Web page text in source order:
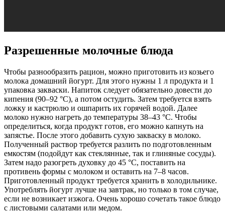
Разрешенные молочные блюда
Чтобы разнообразить рацион, можно приготовить из козьего
молока домашний йогурт. Для этого нужны 1 л продукта и 1
упаковка закваски. Напиток следует обязательно довести до
кипения (90–92 °С), а потом остудить. Затем требуется взять
ложку и кастрюлю и ошпарить их горячей водой. Далее
молоко нужно нагреть до температуры 38–43 °C. Чтобы
определиться, когда продукт готов, его можно капнуть на
запястье. После этого добавить сухую закваску в молоко.
Полученный раствор требуется разлить по подготовленным
емкостям (подойдут как стеклянные, так и глиняные сосуды).
Затем надо разогреть духовку до 45 °С, поставить на
противень формы с молоком и оставить на 7–8 часов.
Приготовленный продукт требуется хранить в холодильнике.
Употреблять йогурт лучше на завтрак, но только в том случае,
если не возникает изжога. Очень хорошо сочетать такое блюдо
с листовыми салатами или медом.